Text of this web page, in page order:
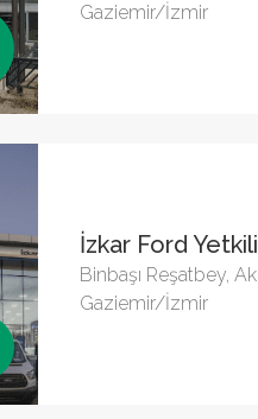
Gaziemir/İzmir
İzkar Ford
Binbaşı Reşatbey,
Gaziemir/İzmir